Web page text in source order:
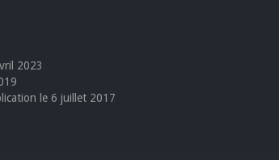
2023
le 6 juillet 2017